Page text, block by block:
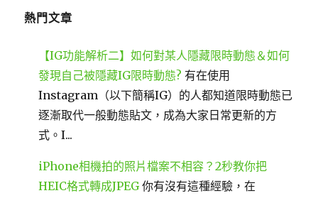
熱門文章
【IG功能解析二】如何對某人隱藏限時動態＆如何
發現自己被隱藏IG限時動態? 有在使用
Instagram（以下簡稱IG）的人都知道限時動態已
逐漸取代一般動態貼文，成為大家日常更新的方
式。I...
iPhone相機拍的照片檔案不相容？2秒教你把
HEIC格式轉成JPEG 你有沒有這種經驗，在